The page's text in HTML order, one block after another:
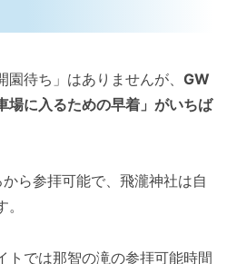
待ち」はありませんが、 GW
場に入るための早着」がいちば
ら参拝可能で、飛瀧神社は自
トでは那智の滝の参拝可能時間